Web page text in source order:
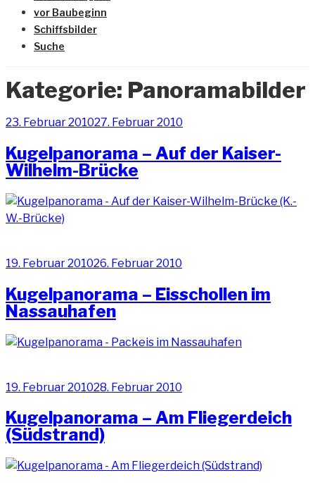
vor Baubeginn
Schiffsbilder
Suche
Kategorie: Panoramabilder
Veröffentlicht
23. Februar 201027. Februar 2010
Kugelpanorama – Auf der Kaiser-
Wilhelm-Brücke
Veröffentlicht
19. Februar 201026. Februar 2010
Kugelpanorama – Eisschollen im
Nassauhafen
Veröffentlicht
19. Februar 201028. Februar 2010
Kugelpanorama – Am Fliegerdeich
(Südstrand)